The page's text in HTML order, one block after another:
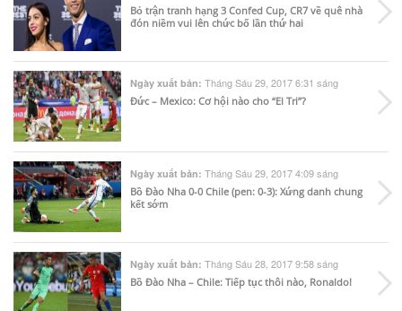
Bỏ trận tranh hạng 3 Confed Cup, CR7 về quê nhà
đón niềm vui lên chức bố lần thứ hai
Ngày xuất bản: Tháng Sáu 29, 2017 6:31 sáng
Đức – Mexico: Cơ hội nào cho “El Tri”?
Ngày xuất bản: Tháng Sáu 29, 2017 4:09 sáng
Bồ Đào Nha 0-0 Chile (pen: 0-3): Xứng danh chung
kết sớm
Ngày xuất bản: Tháng Sáu 28, 2017 9:58 sáng
Bồ Đào Nha – Chile: Tiếp tục thôi nào, Ronaldo!